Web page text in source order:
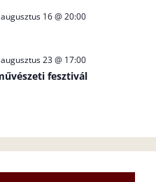
augusztus 16 @ 20:00
augusztus 23 @ 17:00
fesztivál